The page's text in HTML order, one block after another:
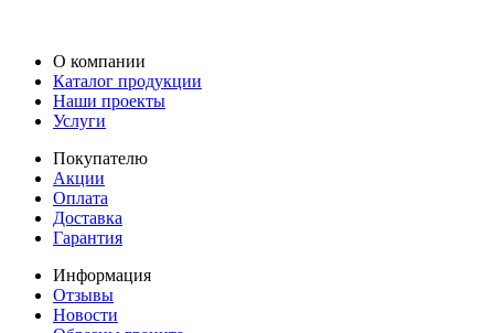
О компании
Каталог продукции
Наши проекты
Услуги
Покупателю
Акции
Оплата
Доставка
Гарантия
Информация
Отзывы
Новости